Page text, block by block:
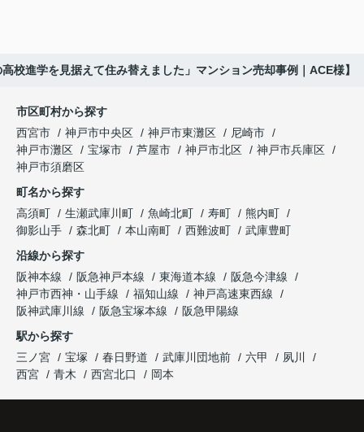
趣味を楽しむ時間が増えました。
これからの暮らしを前向きに考えられるようにな
り、住み替えを決断して本当に良かったと思ってい
ます。
「立地も良く、長期保有したい物件です。」
と話され、このビルを大切に運営してくださること
になりました。
長年守ってきた資産を安心して引き継ぐことがで
き、家族全員が納得できる売却となりました。
「レ・ジェイド西宮北口」の査定だけでなく、新居
購入とのタイミングや資金計画についても丁寧に説
明してくださいました。
販売活動では、西宮北口駅へのアクセス、阪急西宮
ガーデンズ、教育施設、商業施設など、このエリア
した。
購入されたご家族は、
と大変喜ばれ、この住まいを選ばれました。
住み替え後は家族それぞれの通勤・通学時間が短く
校進学を見据えて住み替えました」マンション売却事例｜ACE様】
市区町村から探す
西宮市
神戸市中央区 神戸市東灘区
尼崎市
神戸市灘区
宝塚市 芦屋市 神戸市北区
神戸市兵庫区
神戸市須磨区
町名から探す
高須町
生瀬武庫川町 魚崎北町 寿町
熊内町
御影山手
森北町 本山南町 西難波町
武庫豊町
沿線から探す
阪神本線
阪急神戸本線 東海道本線
阪急今津線
神戸市西神・山手線
福知山線
神戸高速東西線
阪神武庫川線
阪急宝塚本線
阪急甲陽線
駅から探す
三ノ宮
宝塚 春日野道 武庫川団地前 六甲
夙川
西宮
青木 西宮北口 岡本